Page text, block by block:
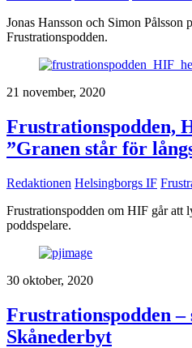
Jonas Hansson och Simon Pålsson
Frustrationspodden.
21 november, 2020
Frustrationspodden,
”Granen står för
Redaktionen Helsingborgs IF
Frustrationspodden om HIF går att
poddspelare.
30 oktober, 2020
Frustrationspodden
Skånederbyt